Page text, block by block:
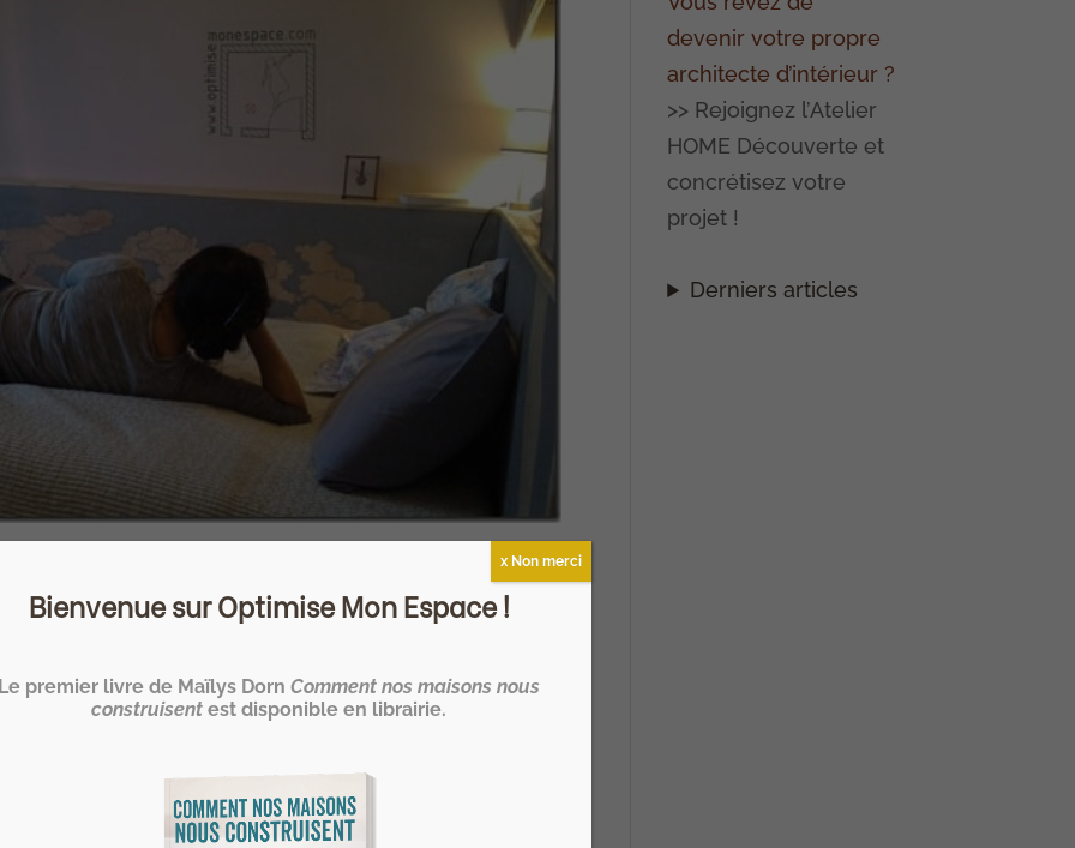
: 17 trucs
!
série “17 trucs à connaître pour une maison zen et
j’ai abordé les pièces à vivre et à partager : entrée,
devenir votre propre
architecte d’intérieur ?
>> Rejoignez l’Atelier
HOME Découverte et
concrétisez votre
projet !
Derniers articles
Bienvenue sur Optimise Mon Espace !
Le premier livre de Maïlys DornComment nos maisons nous
construisentest disponible en librairie.
x Non merci